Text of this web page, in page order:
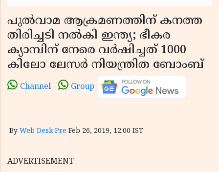
പുല്‍വാമ ആക്രമണത്തിന് കനത്ത
തിരിച്ചടി നല്‍കി ഇന്ത്യ; ഭീകര
ക്യാമ്പിന് നേരെ വര്‍ഷിച്ചത് 1000
കിലോ ലേസര്‍ നിയന്ത്രിത ബോംബ്
Channel Group
By Web Desk Pre Feb 26, 2019, 12:00 IST
ADVERTISEMENT